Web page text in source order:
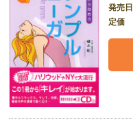
発売日
定価